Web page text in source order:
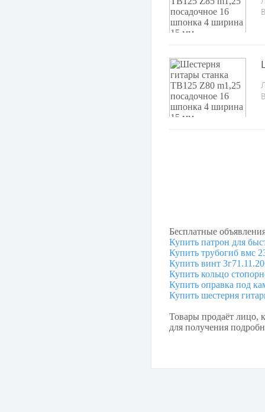
Бесплатные
Купить патрон для
Купить трубогиб вмс
Купить винт
Купить кольцо
Купить оправка под
Купить шестерня
Товары продаёт лицо,
для получения